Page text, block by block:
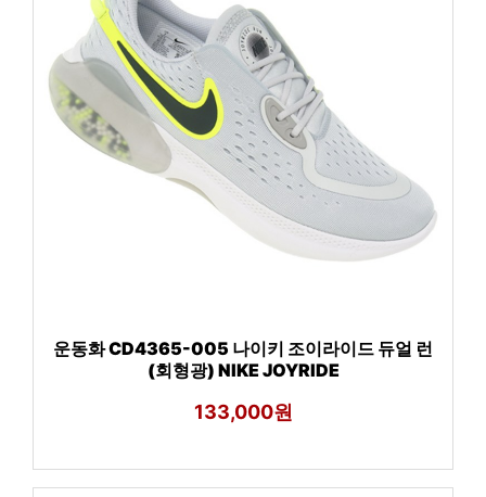
운동화 CD4365-005 나이키 조이라이드 듀얼 런
(회형광) NIKE JOYRIDE
133,000원